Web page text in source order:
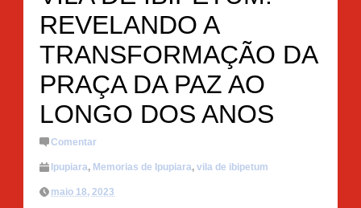
REVELANDO A
TRANSFORMAÇÃO DA
PRAÇA DA PAZ AO
LONGO DOS ANOS
Comentar
Ipupiara, Memorias de Ipupiara, vila de ibipetum
maio 18, 2023